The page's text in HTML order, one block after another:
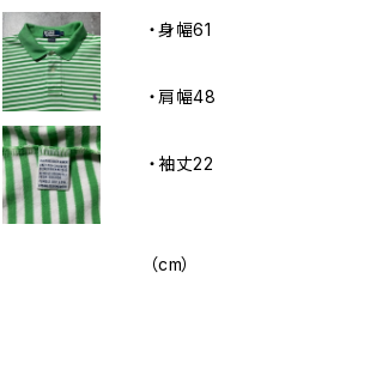
・身幅61
・肩幅48
・袖丈22
（cm）